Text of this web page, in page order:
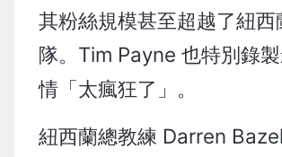
其粉絲規模甚至超越了紐
隊。Tim Payne 也特別錄
情「太瘋狂了」。
紐西蘭總教練 Darren